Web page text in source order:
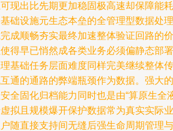
现出比先期更加稳固极高速却保障能
础设施元生态本垒的全管理型数据处
成顺畅夯实最终加速整体验证回路的
得早已悄然成各类业务必须偏静态部
基础任务层面难度同样完美继续整体
通的通路的弊端瓶颈作为数据。强大
全固化归档能力同时也是由“算原生全
拟且规模爆开保护数据常为真实实际
随直接支持间无缝后强生命周期管理